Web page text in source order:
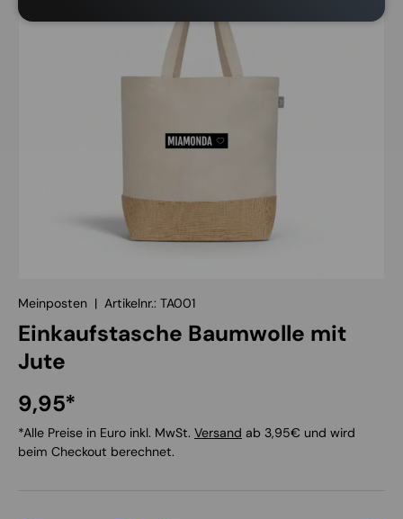
Meinposten | Artikelnr.: TA001
Einkaufstasche Baumwolle mit
Jute
Normaler Preis
9,95*
*Alle Preise in Euro inkl. MwSt. Versand ab 3,95€ und wird
beim Checkout berechnet.